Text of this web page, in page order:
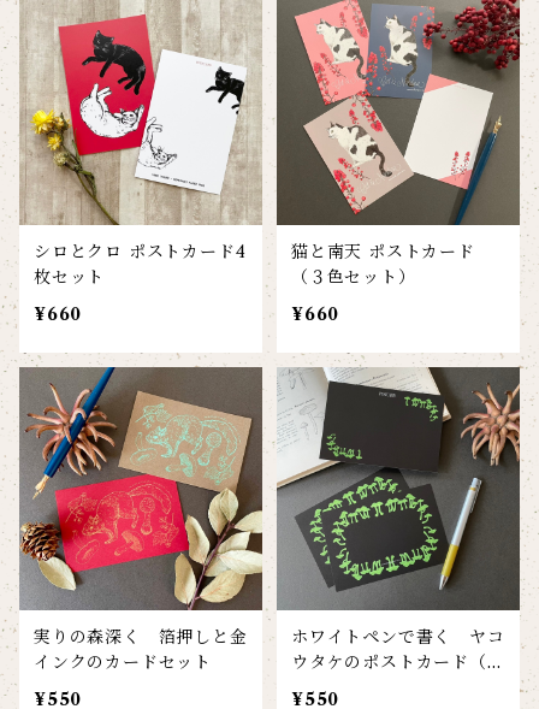
シロとクロ ポストカード4
枚セット
¥660
猫と南天 ポストカード
（３色セット）
¥660
実りの森深く 箔押しと金
インクのカードセット
¥550
ホワイトペンで書く ヤコ
ウタケのポストカード（４
枚セット）
¥550